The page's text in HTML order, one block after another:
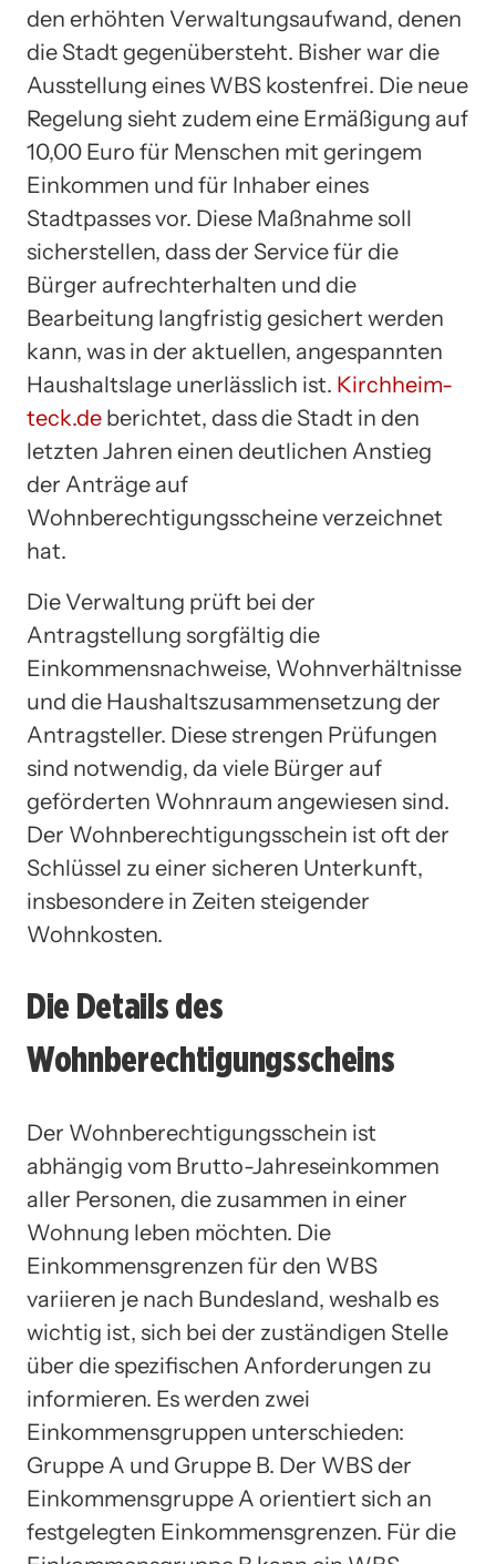
den erhöhten Verwaltungsaufwand, denen
die Stadt gegenübersteht. Bisher war die
Ausstellung eines WBS kostenfrei. Die neue
Regelung sieht zudem eine Ermäßigung auf
10,00 Euro für Menschen mit geringem
Einkommen und für Inhaber eines
Stadtpasses vor. Diese Maßnahme soll
sicherstellen, dass der Service für die
Bürger aufrechterhalten und die
Bearbeitung langfristig gesichert werden
kann, was in der aktuellen, angespannten
Haushaltslage unerlässlich ist. Kirchheim-
teck.de berichtet, dass die Stadt in den
letzten Jahren einen deutlichen Anstieg
der Anträge auf
Wohnberechtigungsscheine verzeichnet
hat.
Die Verwaltung prüft bei der
Antragstellung sorgfältig die
Einkommensnachweise, Wohnverhältnisse
und die Haushaltszusammensetzung der
Antragsteller. Diese strengen Prüfungen
sind notwendig, da viele Bürger auf
geförderten Wohnraum angewiesen sind.
Der Wohnberechtigungsschein ist oft der
Schlüssel zu einer sicheren Unterkunft,
insbesondere in Zeiten steigender
Wohnkosten.
Die Details des
Wohnberechtigungsscheins
Der Wohnberechtigungsschein ist
abhängig vom Brutto-Jahreseinkommen
aller Personen, die zusammen in einer
Wohnung leben möchten. Die
Einkommensgrenzen für den WBS
variieren je nach Bundesland, weshalb es
wichtig ist, sich bei der zuständigen Stelle
über die spezifischen Anforderungen zu
informieren. Es werden zwei
Einkommensgruppen unterschieden:
Gruppe A und Gruppe B. Der WBS der
Einkommensgruppe A orientiert sich an
festgelegten Einkommensgrenzen. Für die